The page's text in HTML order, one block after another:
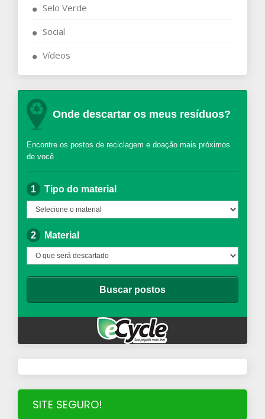
Selo Verde
Social
Vídeos
SITE SEGURO!